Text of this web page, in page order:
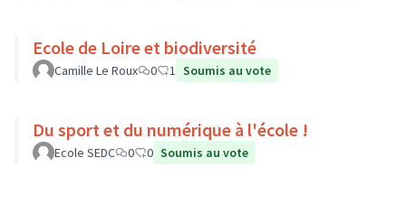
Ecole de Loire et biodiversité
Camille Le Roux 0 1 Soumis au vote
Du sport et du numérique à l'école !
Ecole SEDC 0 0 Soumis au vote